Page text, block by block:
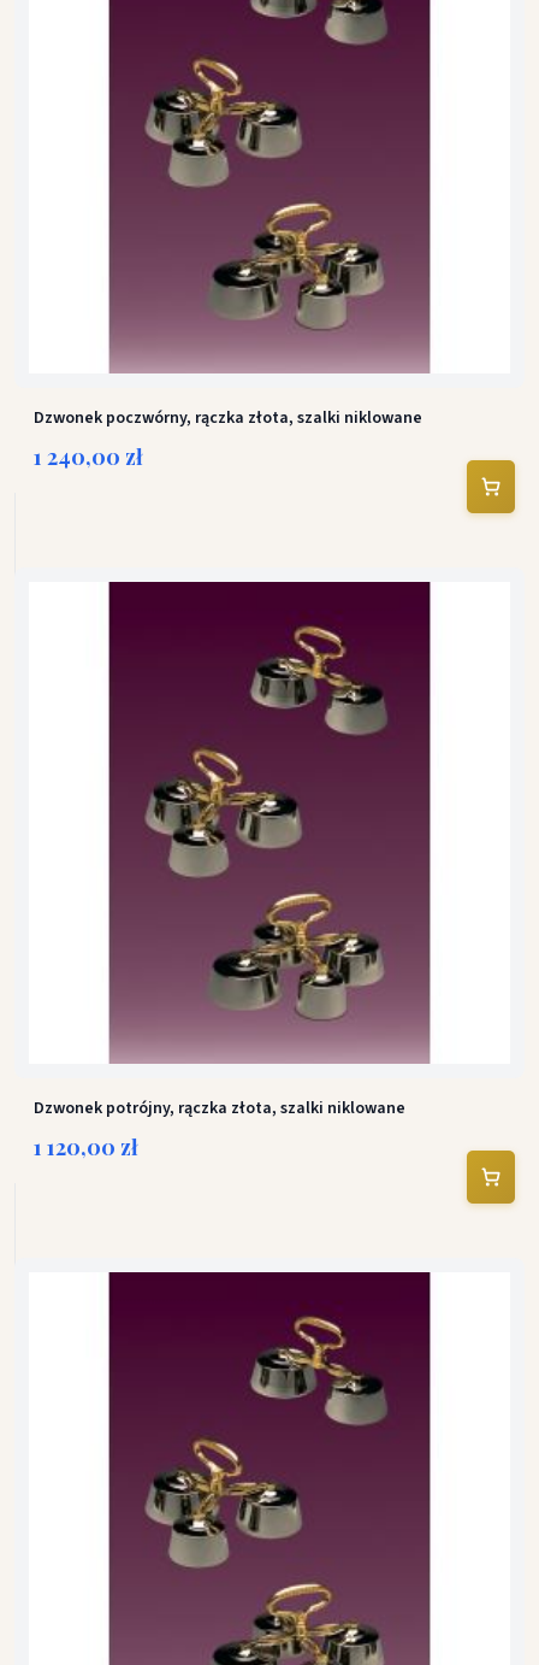
Dzwonek poczwórny, rączka złota, szalki niklowane
1 240,00 zł
Dzwonek potrójny, rączka złota, szalki niklowane
1 120,00 zł